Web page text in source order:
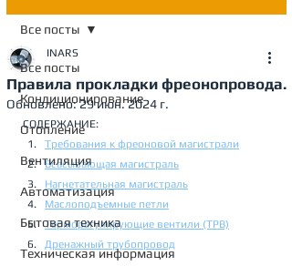
Все посты
Кондиционирование
Отопление
Вентиляция
Автоматизация
Бытовая техника
Техническая информация
Все посты
Правила прокладки фреонопровода.
INARS
Обновлено:29 июн. 2024 г.
СОДЕРЖАНИЕ:
Требования к фреоновой магистрали
Всасывающая магистраль
Нагнетательная магистраль
Маслоподъемные петли
Терморегулирующие вентили (ТРВ)
Дренажный трубопровод